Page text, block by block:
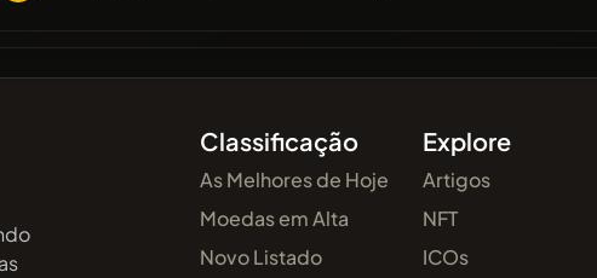
Classificação
As Melhores de Hoje
Moedas em Alta
Novo Listado
Explore
Artigos
NFT
ICOs